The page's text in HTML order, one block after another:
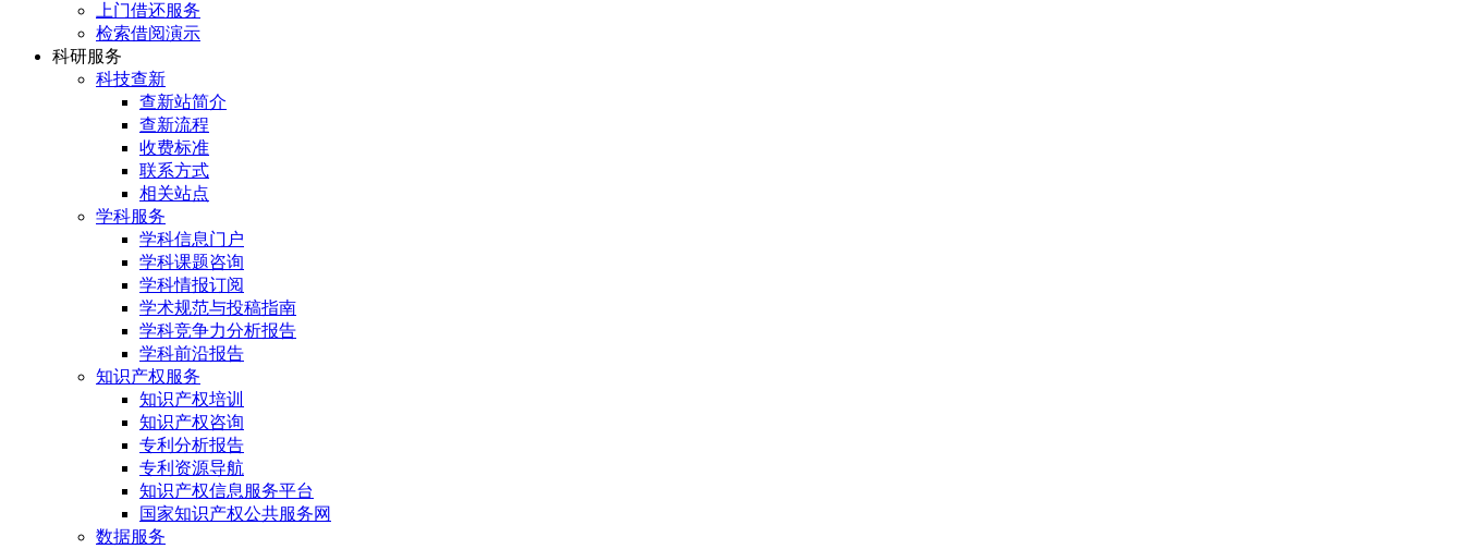
上门借还服务
检索借阅演示
科研服务
科技查新
查新站简介
查新流程
收费标准
联系方式
相关站点
学科服务
学科信息门户
学科课题咨询
学科情报订阅
学术规范与投稿指南
学科竞争力分析报告
学科前沿报告
知识产权服务
知识产权培训
知识产权咨询
专利分析报告
专利资源导航
知识产权信息服务平台
国家知识产权公共服务网
数据服务